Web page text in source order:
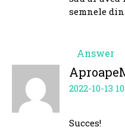
semnele
Answer
2022-10-13
Succes!